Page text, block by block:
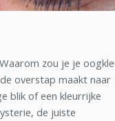
zou je je
overstap maakt naar
blik of een kleurrijke
de juiste